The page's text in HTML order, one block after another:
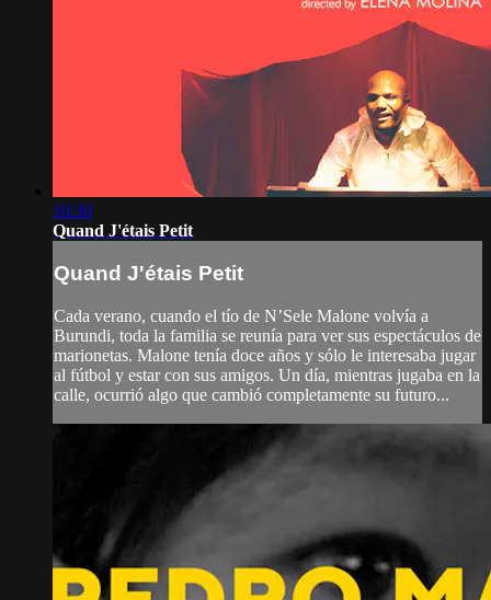
10:30
Quand J'étais Petit
Quand J'étais Petit
Cada verano, cuando el tío de N’Sele Malone volvía a
Burundi, toda la familia se reunía para ver sus espectáculos de
marionetas. Malone tenía doce años y sólo le interesaba jugar
al fútbol y estar con sus amigos. Un día, mientras jugaba en la
calle, ocurrió algo que cambió completamente su futuro...